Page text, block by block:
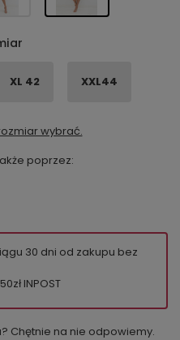
XL 42 XXL44
wybrać.
poprzez:
30 dni od zakupu bez
INPOST
Chętnie na nie odpowiemy.